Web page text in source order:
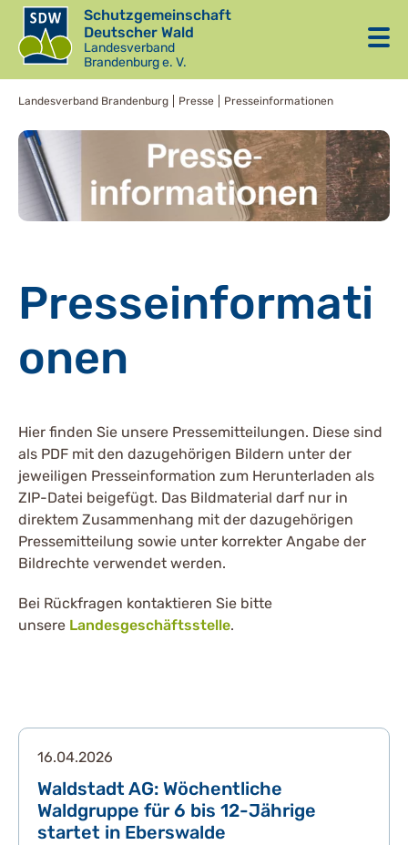
Schutzgemeinschaft
Deutscher Wald
Landesverband
Brandenburg e. V.
Landesverband Brandenburg Presse Presseinformationen
Presseinformati
onen
Hier finden Sie unsere Pressemitteilungen. Diese sind
als PDF mit den dazugehörigen Bildern unter der
jeweiligen Presseinformation zum Herunterladen als
ZIP-Datei beigefügt. Das Bildmaterial darf nur in
direktem Zusammenhang mit der dazugehörigen
Pressemitteilung sowie unter korrekter Angabe der
Bildrechte verwendet werden.
Bei Rückfragen kontaktieren Sie bitte
unsere Landesgeschäftsstelle.
16.04.2026
Waldstadt AG: Wöchentliche
Waldgruppe für 6 bis 12-Jährige
startet in Eberswalde